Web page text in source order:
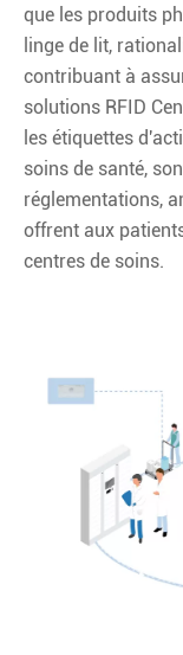
que les produits
linge de lit,
contribuant à
solutions RFID
les étiquettes
soins de santé,
réglementations,
offrent aux
centres de soins.